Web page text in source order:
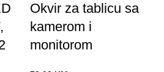
Okvir za tablicu sa
kamerom i
monitorom